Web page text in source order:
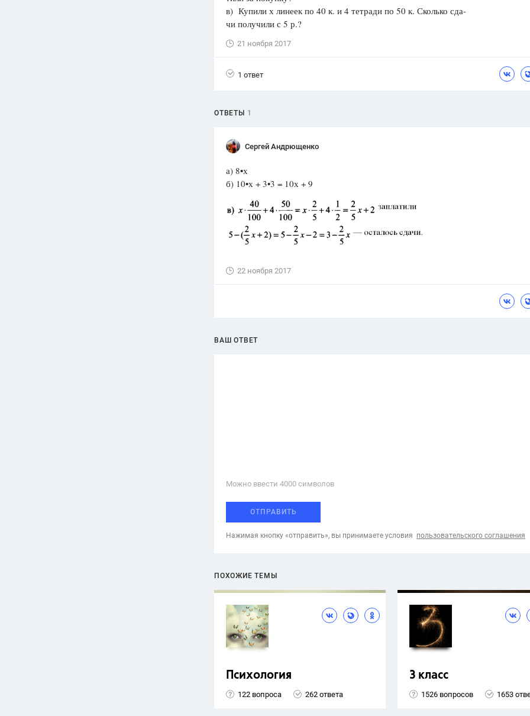
ответа
Цветков Л. А.
в) Купили х линеек по 40 к. и 4 тетради по 50 к. Сколько сда-
чи получили с 5 р.?
21 ноября 2017
1 ответ
ОТВЕТЫ 1
Сергей Андрющенко
а) 8•х
б) 10•х + 3•3 = 10х + 9
22 ноября 2017
ВАШ ОТВЕТ
Можно ввести 4000 cимволов
ОТПРАВИТЬ
Нажимая кнопку «отправить», вы принимаете условия пользовательского соглашения
ПОХОЖИЕ ТЕМЫ
Психология
122 вопроса 262 ответа
3 класс
1526 вопросов 1653